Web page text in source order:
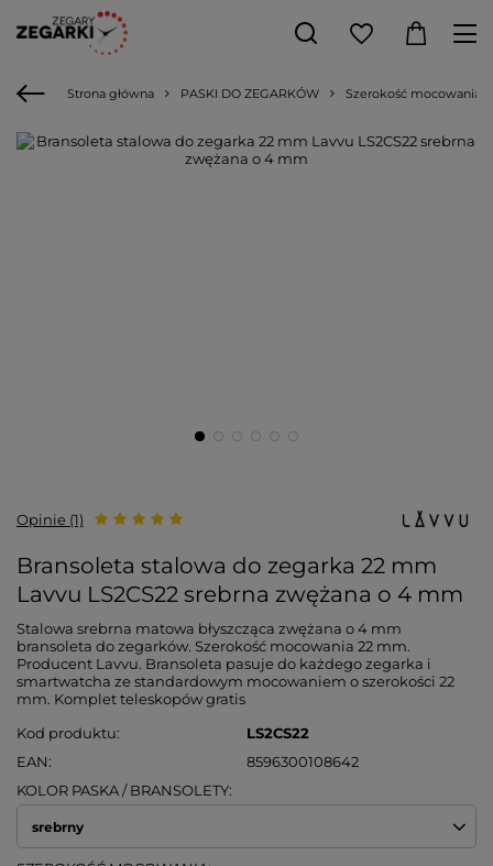
Strona główna PASKI DO ZEGARKÓW Szerokość mocowania
Opinie (1)
Bransoleta stalowa do zegarka 22 mm
Lavvu LS2CS22 srebrna zwężana o 4 mm
Stalowa srebrna matowa błyszcząca zwężana o 4 mm
bransoleta do zegarków. Szerokość mocowania 22 mm.
Producent Lavvu. Bransoleta pasuje do każdego zegarka i
smartwatcha ze standardowym mocowaniem o szerokości 22
mm. Komplet teleskopów gratis
Kod produktu
LS2CS22
EAN
8596300108642
KOLOR PASKA / BRANSOLETY
srebrny